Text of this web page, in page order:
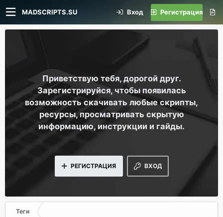
MADSCRIPTS.SU Вход Регистрация
Приветствую тебя, дорогой друг.
Зарегистрируйся, чтобы появилась
возможность скачивать любые скрипты,
ресурсы, просматривать скрытую
информацию, инструкции и гайды.
ВХОД
РЕГИСТРАЦИЯ
Теги